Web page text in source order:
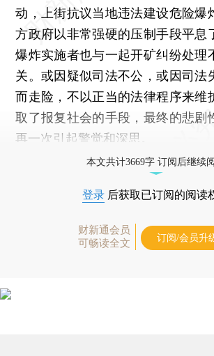
动，上街抗议当地违法建设危险爆
方政府以非常强硬的压制手段平息
爆炸实施者也与一起开矿纠纷处理
关。或因疑似司法不公，或因司法
而走险，不以正当的法律程序来维
取了报复社会的手段，最终的悲剧
再一次引起警觉和深思。
本文共计3669字 订阅后继续
登录 后获取已订阅的阅读
财新通会员
可畅读全文
订阅/会员升